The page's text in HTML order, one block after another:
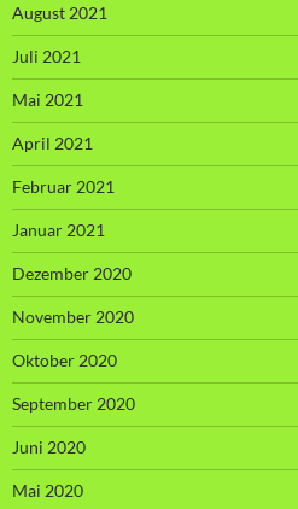
August 2021
Juli 2021
Mai 2021
April 2021
Februar 2021
Januar 2021
Dezember 2020
November 2020
Oktober 2020
September 2020
Juni 2020
Mai 2020